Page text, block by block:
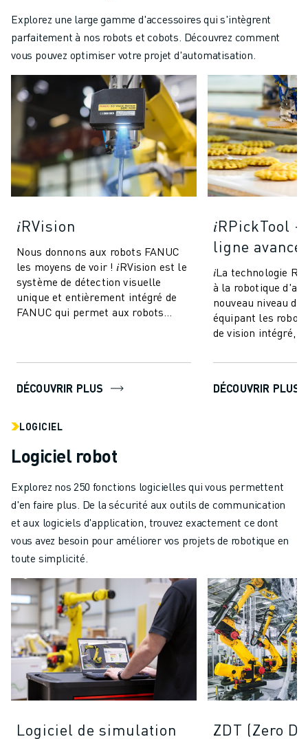
Explorez une large gamme d'accessoires qui s'intègrent
parfaitement à nos robots et cobots. Découvrez comment
vous pouvez optimiser votre projet d'automatisation.
𝑖RVision
Nous donnons aux robots FANUC
les moyens de voir ! 𝑖RVision est le
système de détection visuelle
unique et entièrement intégré de
FANUC qui permet aux robots
DÉCOUVRIR PLUS
𝑖RPickTool
ligne avancé
𝑖La technologie
à la robotique
nouveau niveau
équipant les
de vision intégré,
DÉCOUVRIR PLUS
LOGICIEL
Logiciel robot
Explorez nos 250 fonctions logicielles qui vous permettent
d'en faire plus. De la sécurité aux outils de communication
et aux logiciels d'application, trouvez exactement ce dont
vous avez besoin pour améliorer vos projets de robotique en
toute simplicité.
Logiciel de simulation ZDT (Zero